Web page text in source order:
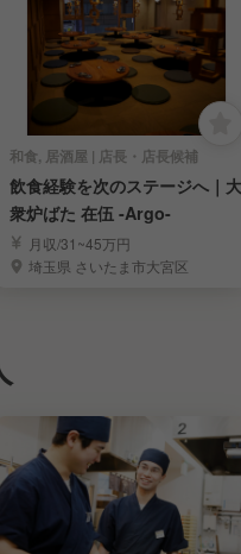
和食, 居酒屋 | 店長・店長候補
飲食経験を次のステージへ｜大
衆炉ばた 在伍 -Argo-
月収/31~45万円
埼玉県 さいたま市大宮区